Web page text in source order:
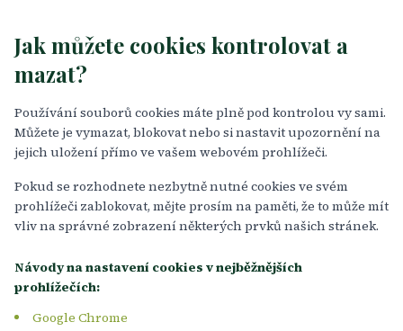
Jak můžete cookies kontrolovat a
mazat?
Používání souborů cookies máte plně pod kontrolou vy sami.
Můžete je vymazat, blokovat nebo si nastavit upozornění na
jejich uložení přímo ve vašem webovém prohlížeči.
Pokud se rozhodnete nezbytně nutné cookies ve svém
prohlížeči zablokovat, mějte prosím na paměti, že to může mít
vliv na správné zobrazení některých prvků našich stránek.
Návody na nastavení cookies v nejběžnějších
prohlížečích:
Google Chrome